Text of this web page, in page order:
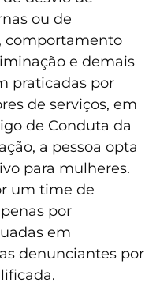
ou de
comportamento
e demais
praticadas por
de serviços, em
de Conduta da
a pessoa opta
para mulheres.
um time de
por
em
denunciantes por